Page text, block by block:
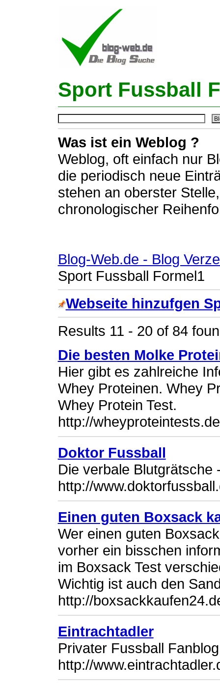
Sport Fussball
Was ist ein Weblog ?
Weblog, oft einfach nur
die periodisch neue
stehen an oberster
chronologischer
Blog-Web.de - Blog
Sport Fussball Formel1
Webseite hinzufgen
Results 11 - 20 of 84
Die besten Molke
Hier gibt es zahlreiche
Whey Proteinen. Whey
Whey Protein Test.
http://wheyproteintests.de
Doktor Fussball
Die verbale Blutgrätsche
http://
Einen guten Boxsack
Wer einen guten
vorher ein bisschen
im Boxsack Test
Wichtig ist auch den
http://
Eintrachtadler
Privater Fussball
http://